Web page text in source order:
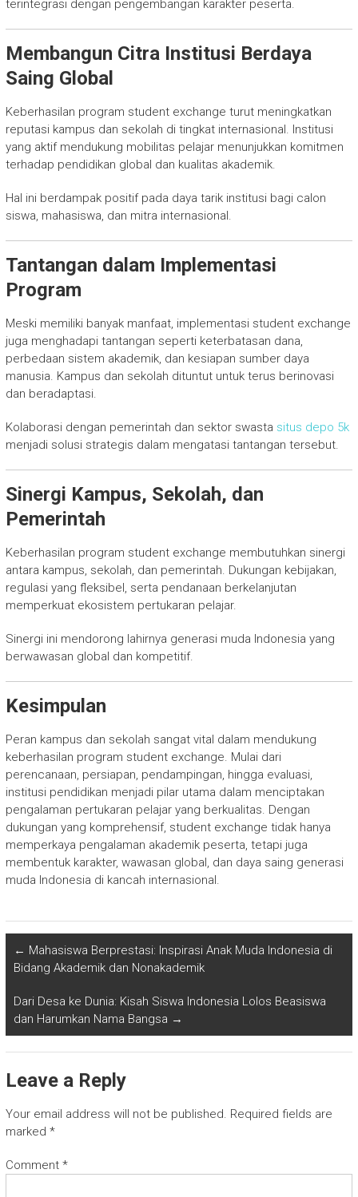
terintegrasi dengan pengembangan karakter peserta.
Membangun Citra Institusi Berdaya
Saing Global
Keberhasilan program student exchange turut meningkatkan
reputasi kampus dan sekolah di tingkat internasional. Institusi
yang aktif mendukung mobilitas pelajar menunjukkan komitmen
terhadap pendidikan global dan kualitas akademik.
Hal ini berdampak positif pada daya tarik institusi bagi calon
siswa, mahasiswa, dan mitra internasional.
Tantangan dalam Implementasi
Program
Meski memiliki banyak manfaat, implementasi student exchange
juga menghadapi tantangan seperti keterbatasan dana,
perbedaan sistem akademik, dan kesiapan sumber daya
manusia. Kampus dan sekolah dituntut untuk terus berinovasi
dan beradaptasi.
Kolaborasi dengan pemerintah dan sektor swasta situs depo 5k
menjadi solusi strategis dalam mengatasi tantangan tersebut.
Sinergi Kampus, Sekolah, dan
Pemerintah
Keberhasilan program student exchange membutuhkan sinergi
antara kampus, sekolah, dan pemerintah. Dukungan kebijakan,
regulasi yang fleksibel, serta pendanaan berkelanjutan
memperkuat ekosistem pertukaran pelajar.
Sinergi ini mendorong lahirnya generasi muda Indonesia yang
berwawasan global dan kompetitif.
Kesimpulan
Peran kampus dan sekolah sangat vital dalam mendukung
keberhasilan program student exchange. Mulai dari
perencanaan, persiapan, pendampingan, hingga evaluasi,
institusi pendidikan menjadi pilar utama dalam menciptakan
pengalaman pertukaran pelajar yang berkualitas. Dengan
dukungan yang komprehensif, student exchange tidak hanya
memperkaya pengalaman akademik peserta, tetapi juga
membentuk karakter, wawasan global, dan daya saing generasi
muda Indonesia di kancah internasional.
← Mahasiswa Berprestasi: Inspirasi Anak Muda Indonesia di
Bidang Akademik dan Nonakademik
Dari Desa ke Dunia: Kisah Siswa Indonesia Lolos Beasiswa
dan Harumkan Nama Bangsa →
Leave a Reply
Your email address will not be published. Required fields are
marked *
Comment *